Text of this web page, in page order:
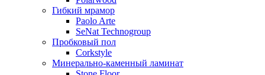
Гибкий мрамор
Paolo Arte
SeNat Technogroup
Пробковый пол
Corkstyle
Минерально-каменный ламинат